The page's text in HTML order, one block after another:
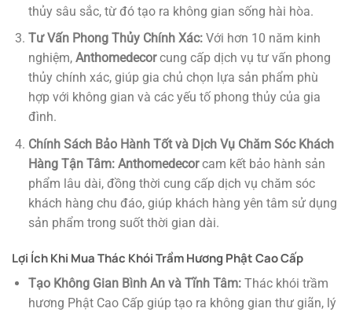
thủy sâu sắc, từ đó tạo ra không gian sống hài hòa.
Tư Vấn Phong Thủy Chính Xác:Với hơn 10 năm kinh
nghiệm, Anthomedecorcung cấp dịch vụ tư vấn phong
thủy chính xác, giúp gia chủ chọn lựa sản phẩm phù
hợp với không gian và các yếu tố phong thủy của gia
đình.
Chính Sách Bảo Hành Tốt và Dịch Vụ Chăm Sóc Khách
Hàng Tận Tâm: Anthomedecorcam kết bảo hành sản
phẩm lâu dài, đồng thời cung cấp dịch vụ chăm sóc
khách hàng chu đáo, giúp khách hàng yên tâm sử dụng
sản phẩm trong suốt thời gian dài.
Lợi Ích Khi Mua Thác Khói Trầm Hương Phật Cao Cấp
Tạo Không Gian Bình An và Tĩnh Tâm:Thác khói trầm
hương Phật Cao Cấp giúp tạo ra không gian thư giãn, lý